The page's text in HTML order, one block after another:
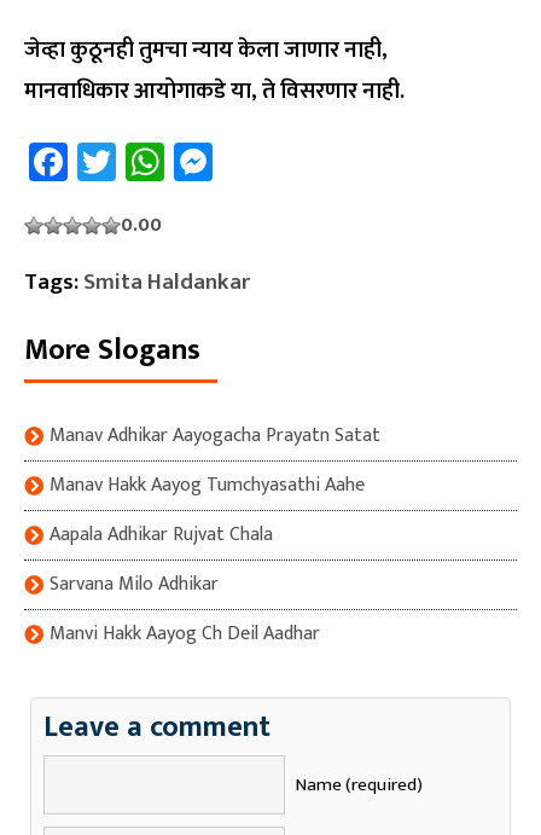
जेव्हा कुठूनही तुमचा न्याय केला जाणार नाही,
मानवाधिकार आयोगाकडे या, ते विसरणार नाही.
Facebook
TwitterWhatsApp
0.00
Tags:Smita Haldankar
More Slogans
Manav Adhikar Aayogacha Prayatn Satat
Manav Hakk Aayog Tumchyasathi Aahe
Aapala Adhikar Rujvat Chala
Sarvana Milo Adhikar
Manvi Hakk Aayog Ch Deil Aadhar
Leave a comment
Name (required)